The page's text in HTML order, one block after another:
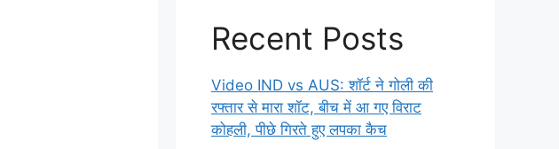
Recent Posts
Video IND vs AUS: शॉर्ट ने गोली की
रफ्तार से मारा शॉट, बीच में आ गए विराट
कोहली, पीछे गिरते हुए लपका कैच